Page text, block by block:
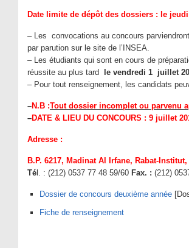
Date limite de dépôt des dossiers : le
– Les convocations au concours
par parution sur le site de l’INSEA.
– Les étudiants qui sont en cours de
réussite au plus tard
le vendredi 1 juillet
– Pour tout renseignement, les candidats
–N.B :Tout dossier incomplet ou parvenu
–DATE & LIEU DU CONCOURS : 9 juillet
Adresse :
B.P. 6217, Madinat Al Irfane, Rabat-
Té l. : (212) 0537 77 48 59/60 Fax. : (212)
Dossier de concours deuxième année
Fiche de renseignement